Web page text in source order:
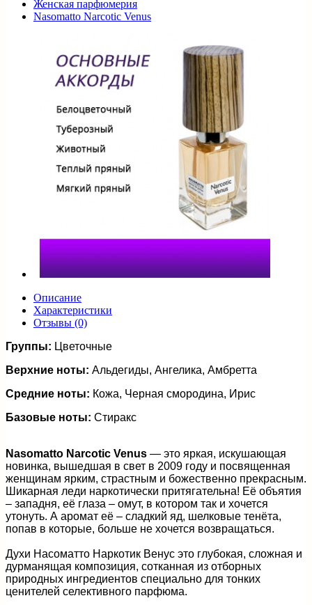
Женская парфюмерия
Nasomatto Narcotic Venus
Описание
Характеристики
Отзывы (0)
Группы: Цветочные
Верхние ноты: Альдегиды, Ангелика, Амбретта
Средние ноты: Кожа, Черная смородина, Ирис
Базовые ноты: Стиракс
Nasomatto Narcotic Venus — это яркая, искушающая
новинка, вышедшая в свет в 2009 году и посвященная
женщинам ярким, страстным и божественно прекрасным.
Шикарная леди наркотически притягательна! Её объятия
– западня, её глаза – омут, в котором так и хочется
утонуть. А аромат её – сладкий яд, шелковые тенёта,
попав в которые, больше не хочется возвращаться.
Духи Насоматто Наркотик Венус это глубокая, сложная и
дурманящая композиция, сотканная из отборных
природных ингредиентов специально для тонких
ценителей селективного парфюма.